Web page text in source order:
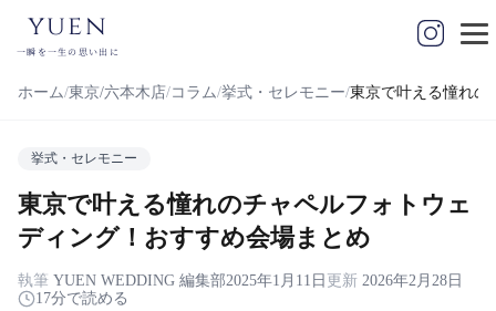
yuen
一瞬を一生の思い出に
ホーム 東京/六本木店 コラム 挙式・セレモニー 東京で叶える憧れの
挙式・セレモニー
東京で叶える憧れのチャペルフォトウェ
ディング！おすすめ会場まとめ
執筆 YUEN WEDDING 編集部2025年1月11日 更新 2026年2月28日
17分で読める